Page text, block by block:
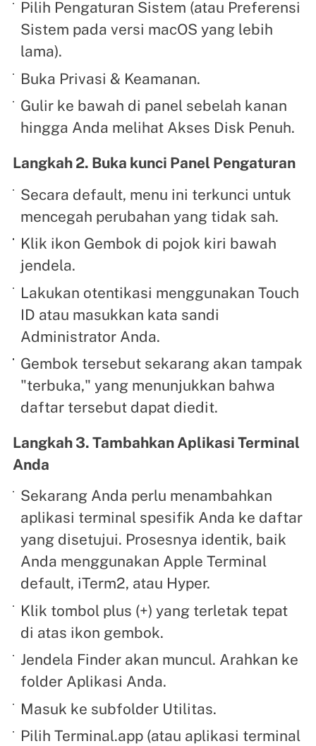
Pilih Pengaturan Sistem (atau Preferensi
Sistem pada versi macOS yang lebih
lama).
Buka Privasi & Keamanan.
Gulir ke bawah di panel sebelah kanan
hingga Anda melihat Akses Disk Penuh.
Langkah 2. Buka kunci Panel Pengaturan
Secara default, menu ini terkunci untuk
mencegah perubahan yang tidak sah.
Klik ikon Gembok di pojok kiri bawah
jendela.
Lakukan otentikasi menggunakan Touch
ID atau masukkan kata sandi
Administrator Anda.
Gembok tersebut sekarang akan tampak
"terbuka," yang menunjukkan bahwa
daftar tersebut dapat diedit.
Langkah 3. Tambahkan Aplikasi Terminal
Anda
Sekarang Anda perlu menambahkan
aplikasi terminal spesifik Anda ke daftar
yang disetujui. Prosesnya identik, baik
Anda menggunakan Apple Terminal
default, iTerm2, atau Hyper.
Klik tombol plus (+) yang terletak tepat
di atas ikon gembok.
Jendela Finder akan muncul. Arahkan ke
folder Aplikasi Anda.
Masuk ke subfolder Utilitas.
Pilih Terminal.app (atau aplikasi terminal